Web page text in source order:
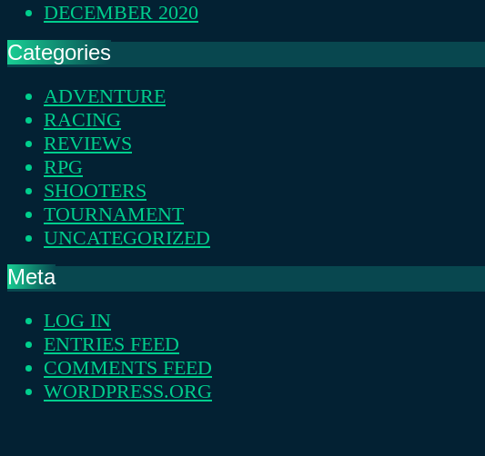
DECEMBER 2020
Categories
ADVENTURE
RACING
REVIEWS
RPG
SHOOTERS
TOURNAMENT
UNCATEGORIZED
Meta
LOG IN
ENTRIES FEED
COMMENTS FEED
WORDPRESS.ORG